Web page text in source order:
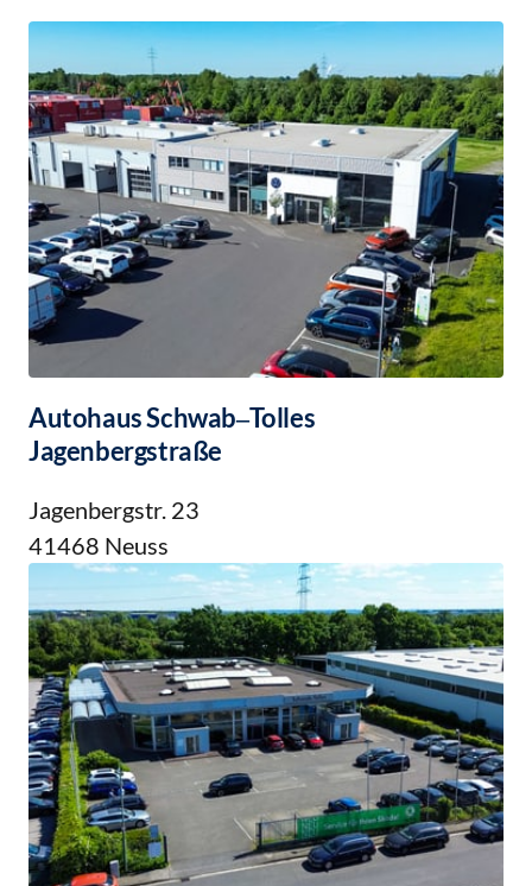
Autohaus Schwab‒Tolles
Jagenbergstraße
Jagenbergstr. 23
41468 Neuss